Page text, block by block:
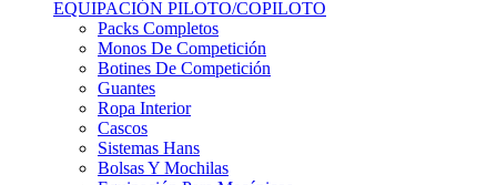
EQUIPACIÓN PILOTO/COPILOTO
Packs Completos
Monos De Competición
Botines De Competición
Guantes
Ropa Interior
Cascos
Sistemas Hans
Bolsas Y Mochilas